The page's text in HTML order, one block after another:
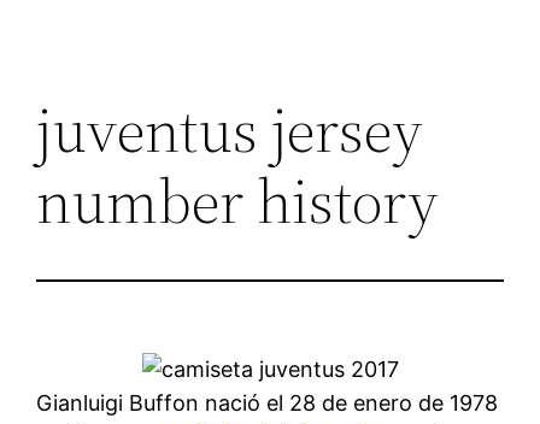
juventus jersey
number history
Gianluigi Buffon nació el 28 de enero de 1978